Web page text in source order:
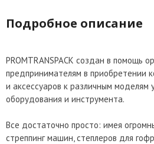
Подробное описание
PROMTRANSPACK создан в помощь
предпринимателям в приобретении
и аксессуаров к различным моделям
оборудования и инструмента.
Все достаточно просто: имея
стреппинг машин, степлеров для